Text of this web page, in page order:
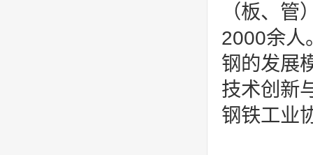
（板、
2000余人
钢的发展
技术创新
钢铁工业